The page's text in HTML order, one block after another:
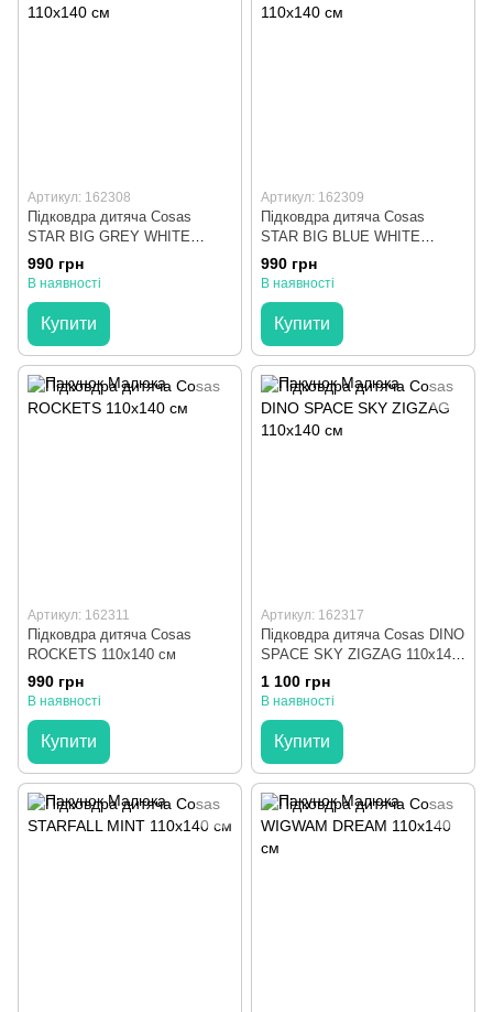
Артикул: 162308
Підковдра дитяча Cosas
STAR BIG GREY WHITE
110х140 см
990 грн
В наявності
Купити
Артикул: 162309
Підковдра дитяча Cosas
STAR BIG BLUE WHITE
110х140 см
990 грн
В наявності
Купити
Артикул: 162311
Підковдра дитяча Cosas
ROCKETS 110х140 см
990 грн
В наявності
Купити
Артикул: 162317
Підковдра дитяча Cosas DINO
SPACE SKY ZIGZAG 110х140
см
1 100 грн
В наявності
Купити